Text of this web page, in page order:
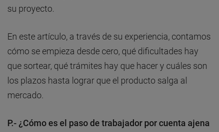
su proyecto.
En este artículo, a través de su experiencia, contamos
cómo se empieza desde cero, qué dificultades hay
que sortear, qué trámites hay que hacer y cuáles son
los plazos hasta lograr que el producto salga al
mercado.
P.- ¿Cómo es el paso de trabajador por cuenta ajena